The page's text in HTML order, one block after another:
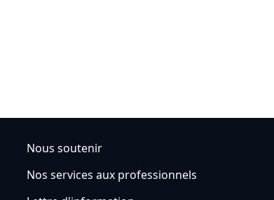
Nous soutenir
Nos services aux professionnels